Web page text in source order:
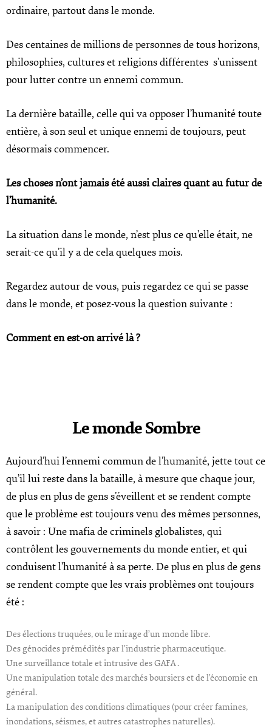
ordinaire, partout dans le monde.
Des centaines de millions de personnes de tous horizons,
philosophies, cultures et religions différentes s’unissent
pour lutter contre un ennemi commun.
La dernière bataille, celle qui va opposer l’humanité toute
entière, à son seul et unique ennemi de toujours, peut
désormais commencer.
Les choses n’ont jamais été aussi claires quant au futur de
l’humanité.
La situation dans le monde, n’est plus ce qu’elle était, ne
serait-ce qu’il y a de cela quelques mois.
Regardez autour de vous, puis regardez ce qui se passe
dans le monde, et posez-vous la question suivante :
Comment en est-on arrivé là ?
Le monde Sombre
Aujourd’hui l’ennemi commun de l’humanité, jette tout ce
qu’il lui reste dans la bataille, à mesure que chaque jour,
de plus en plus de gens s’éveillent et se rendent compte
que le problème est toujours venu des mêmes personnes,
à savoir : Une mafia de criminels globalistes, qui
contrôlent les gouvernements du monde entier, et qui
conduisent l’humanité à sa perte. De plus en plus de gens
se rendent compte que les vrais problèmes ont toujours
été :
Des élections truquées, ou le mirage d’un monde libre.
Des génocides prémédités par l’industrie pharmaceutique.
Une surveillance totale et intrusive des GAFA .
Une manipulation totale des marchés boursiers et de l’économie en
général.
La manipulation des conditions climatiques (pour créer famines,
inondations, séismes, et autres catastrophes naturelles).